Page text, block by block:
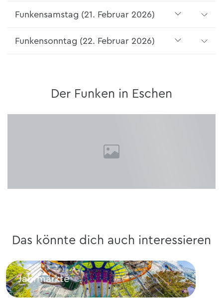
Funkensamstag (21. Februar 2026)
Funkensonntag (22. Februar 2026)
Der Funken in Eschen
Das könnte dich auch interessieren
Jahrmärkte
Jahrmärkte